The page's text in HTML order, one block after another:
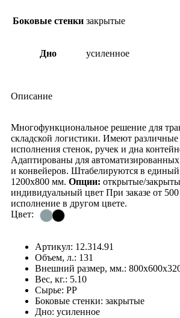
Боковые стенки закрытые
Дно усиленное
Описание
Многофункциональное решение для
складской логистики. Имеют
исполнения стенок, ручек и дна
Адаптированы для
и конвейеров. Штабелируются в единый
1200х800 мм. Опции: открытые/
индивидуальный цвет При заказе от
исполнение в другом цвете.
Цвет:
Артикул: 12.314.91
Объем, л.: 131
Внешний размер, мм.:
Вес, кг.: 5.10
Сырье: PP
Боковые стенки: закрытые
Дно: усиленное